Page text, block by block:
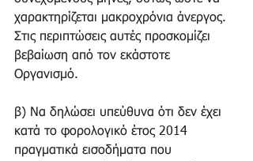
χαρακτηρίζεται μακροχρόνια άνεργος.
Στις περιπτώσεις αυτές προσκομίζει
βεβαίωση από τον εκάστοτε
Οργανισμό.
β) Να δηλώσει υπεύθυνα ότι δεν έχει
κατά το φορολογικό έτος 2014
πραγματικά εισοδήματα που